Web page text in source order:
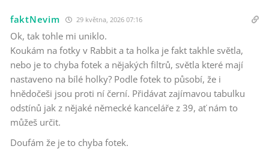
faktNevim 29 května, 2026 07:16
Ok, tak tohle mi uniklo.
Koukám na fotky v Rabbit a ta holka je fakt takhle světla,
nebo je to chyba fotek a nějakých filtrů, světla které mají
nastaveno na bílé holky? Podle fotek to působí, že i
hnědočeši jsou proti ní černí. Přidávat zajímavou tabulku
odstínů jak z nějaké německé kanceláře z 39, ať nám to
můžeš určit.
Doufám že je to chyba fotek.